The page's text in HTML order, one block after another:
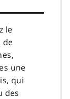
le
de
une
qui
des